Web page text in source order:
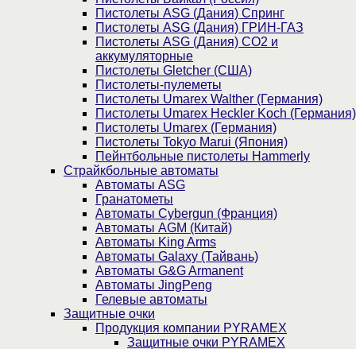
Пистолеты ASG (Дания) Спринг
Пистолеты ASG (Дания) ГРИН-ГАЗ
Пистолеты ASG (Дания) CO2 и
аккумуляторные
Пистолеты Gletcher (США)
Пистолеты-пулеметы
Пистолеты Umarex Walther (Германия)
Пистолеты Umarex Heckler Koch (Германия)
Пистолеты Umarex (Германия)
Пистолеты Tokyo Marui (Япония)
Пейнтбольные пистолеты Hammerly
Страйкбольные автоматы
Автоматы ASG
Гранатометы
Автоматы Cybergun (Франция)
Автоматы AGM (Китай)
Автоматы King Arms
Автоматы Galaxy (Тайвань)
Автоматы G&G Armanent
Автоматы JingPeng
Гелевые автоматы
Защитные очки
Продукция компании PYRAMEX
Защитные очки PYRAMEX